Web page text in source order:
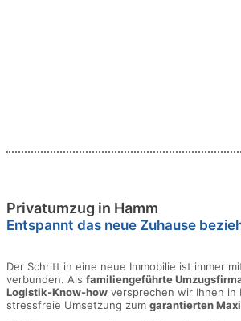
Privatumzug in Hamm
Entspannt das neue Zuhause
Der Schritt in eine neue Immobilie ist immer
verbunden. Als familiengeführte
Logistik-Know-how versprechen wir Ihnen in
stressfreie Umsetzung zum garantierten